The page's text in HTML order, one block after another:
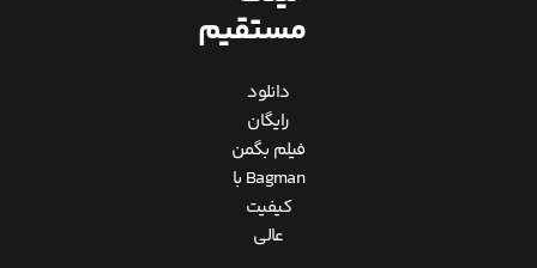
مستقیم
دانلود
رایگان
فیلم بگمن
Bagman با
کیفیت
عالی